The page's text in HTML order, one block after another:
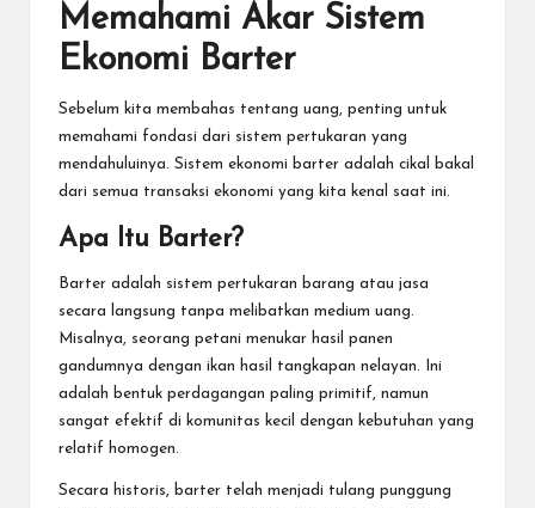
Memahami Akar Sistem
Ekonomi Barter
Sebelum kita membahas tentang uang, penting untuk
memahami fondasi dari sistem pertukaran yang
mendahuluinya. Sistem ekonomi barter adalah cikal bakal
dari semua transaksi ekonomi yang kita kenal saat ini.
Apa Itu Barter?
Barter adalah sistem pertukaran barang atau jasa
secara langsung tanpa melibatkan medium uang.
Misalnya, seorang petani menukar hasil panen
gandumnya dengan ikan hasil tangkapan nelayan. Ini
adalah bentuk perdagangan paling primitif, namun
sangat efektif di komunitas kecil dengan kebutuhan yang
relatif homogen.
Secara historis, barter telah menjadi tulang punggung